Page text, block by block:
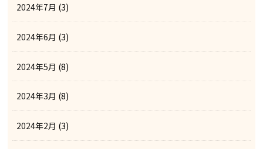
2024年7月 (3)
2024年6月 (3)
2024年5月 (8)
2024年3月 (8)
2024年2月 (3)